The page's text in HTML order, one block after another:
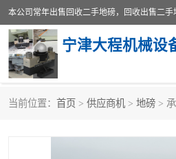
宁津大程机械设
当前位置： 首页 > 供应商机 > 地磅 >